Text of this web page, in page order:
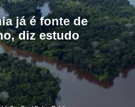
já é fonte de
diz estudo